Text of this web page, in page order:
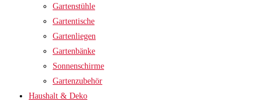
Gartenstühle
Gartentische
Gartenliegen
Gartenbänke
Sonnenschirme
Gartenzubehör
Haushalt & Deko